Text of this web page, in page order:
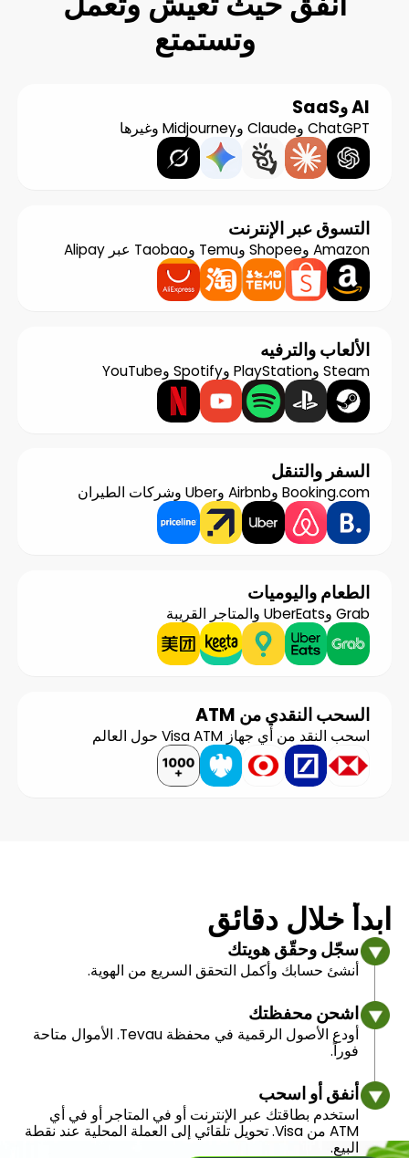
وتستمتع
AI وSaaS
ChatGPT وClaude وMidjourney وغيرها
التسوق عبر الإنترنت
Amazon وShopee وTemu وTaobao عبر Alipay
الألعاب والترفيه
Steam وPlayStation وSpotify وYouTube
السفر والتنقل
Booking.com وAirbnb وUber وشركات الطيران
الطعام واليوميات
Grab وUberEats والمتاجر القريبة
السحب النقدي من ATM
اسحب النقد من أي جهاز Visa ATM حول العالم
ابدأ خلال دقائق
سجّل وحقّق هويتك
أنشئ حسابك وأكمل التحقق السريع من الهوية.
اشحن محفظتك
أودع الأصول الرقمية في محفظة Tevau. الأموال متاحة
فوراً.
أنفق أو اسحب
استخدم بطاقتك عبر الإنترنت أو في المتاجر أو في أي
ATM من Visa. تحويل تلقائي إلى العملة المحلية عند نقطة
البيع.